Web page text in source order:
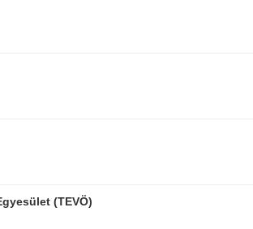
(TEVÖ)